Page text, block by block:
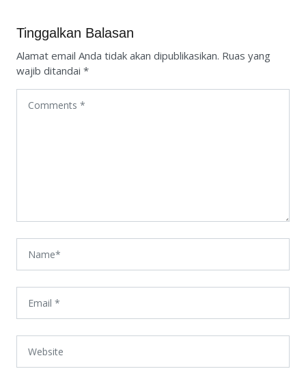
Tinggalkan Balasan
Alamat email Anda tidak akan dipublikasikan. Ruas yang
wajib ditandai *